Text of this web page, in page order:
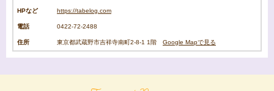
HPなど https://tabelog.com
電話 0422-72-2488
住所 東京都武蔵野市吉祥寺南町2-8-1 1階 Google Mapで見る